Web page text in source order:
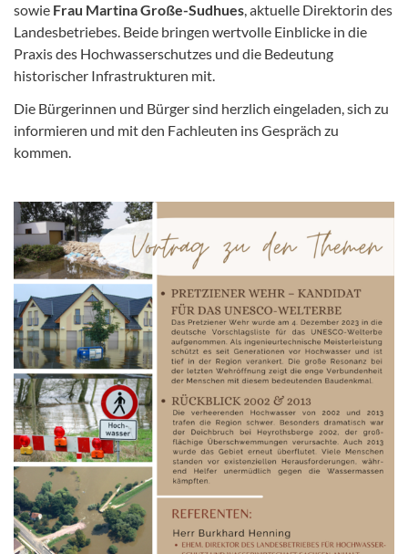
sowie Frau Martina Große-Sudhues, aktuelle Direktorin des
Landesbetriebes. Beide bringen wertvolle Einblicke in die
Praxis des Hochwasserschutzes und die Bedeutung
historischer Infrastrukturen mit.
Die Bürgerinnen und Bürger sind herzlich eingeladen, sich zu
informieren und mit den Fachleuten ins Gespräch zu
kommen.